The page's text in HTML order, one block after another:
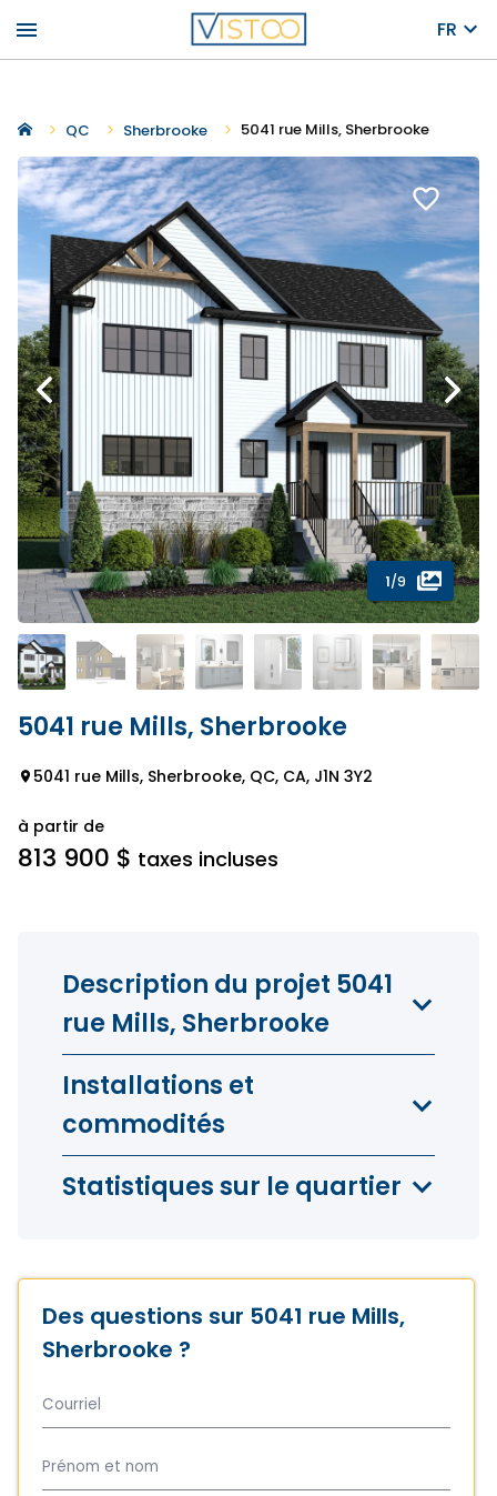
menu FR
QC Sherbrooke 5041 rue Mills, Sherbrooke
favorite_border
1/9
5041 rue Mills, Sherbrooke
5041 rue Mills, Sherbrooke, QC, CA, J1N 3Y2
à partir de
813 900 $ taxes incluses
Description du projet 5041
rue Mills, Sherbrooke
Installations et
commodités
Statistiques sur le quartier
Des questions sur 5041 rue Mills,
Sherbrooke ?